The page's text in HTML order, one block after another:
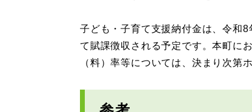
子ども・子育て支援納付金は、令和
て賦課徴収される予定です。本町に
（料）率等については、決まり次第